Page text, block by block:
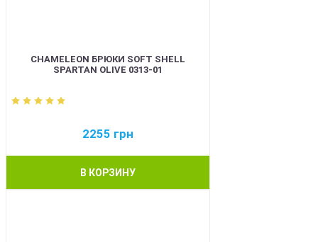
CHAMELEON БРЮКИ SOFT SHELL
SPARTAN OLIVE 0313-01
2255 грн
В КОРЗИНУ